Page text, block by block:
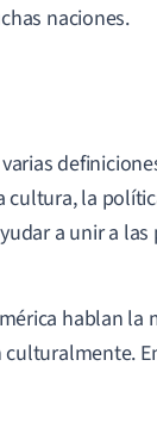
naciones.
la
a unir a
hablan la